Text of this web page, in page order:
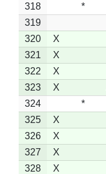
318
*
319
320
X
321
X
322
X
323
X
324
*
325
X
326
X
327
X
328
X